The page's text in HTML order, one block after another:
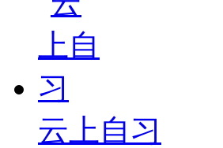
云上自习